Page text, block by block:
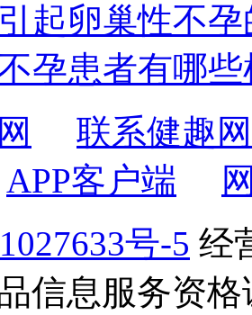
起卵巢性不
孕患者有哪
联系健趣网
APP客户端
号-5 经
信息服务资